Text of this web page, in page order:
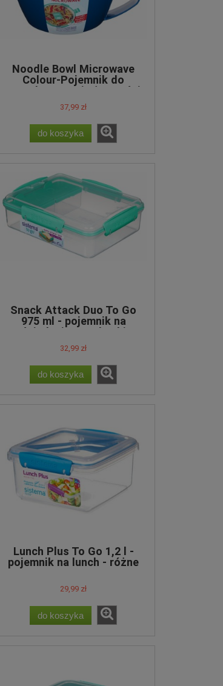
Noodle Bowl Microwave
Colour-Pojemnik do
przechowywania żywności
37,99 zł
do koszyka
Snack Attack Duo To Go
975 ml - pojemnik na
śniadanie, przekąski
32,99 zł
do koszyka
Lunch Plus To Go 1,2 l -
pojemnik na lunch - różne
29,99 zł
do koszyka